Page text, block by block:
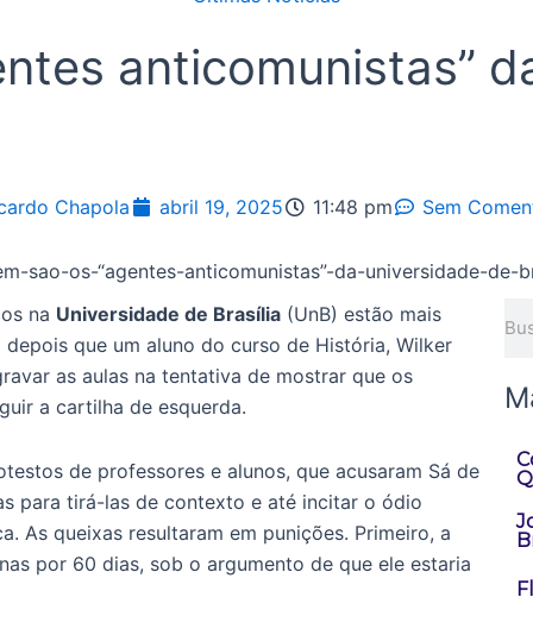
anticomunistas”
Chapola abril 19, 2025 11:48 pm Sem
na Universidade de Brasília (UnB) estão mais
que um aluno do curso de História, Wilker
as aulas na tentativa de mostrar que os
a cartilha de esquerda.
de professores e alunos, que acusaram Sá de
para tirá-las de contexto e até incitar o ódio
As queixas resultaram em punições. Primeiro, a
por 60 dias, sob o argumento de que ele estaria